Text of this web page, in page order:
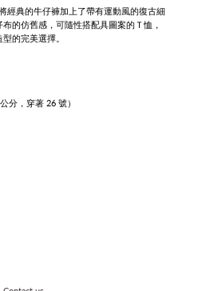
經典的牛仔褲加上了帶有運動風的復古細
的仿舊感，可隨性搭配具圖案的Ｔ恤，
的完美選擇。
分，穿著 26 號）